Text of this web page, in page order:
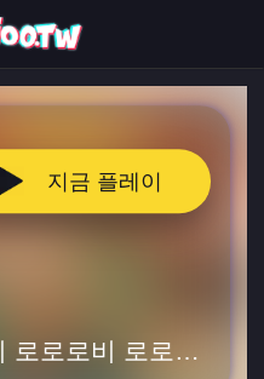
로비 로로비 로로로비 로로로비 로로로비 로로로비 로로로비 로로로비 로로로비 로로로로비 로로로
지금 플레이